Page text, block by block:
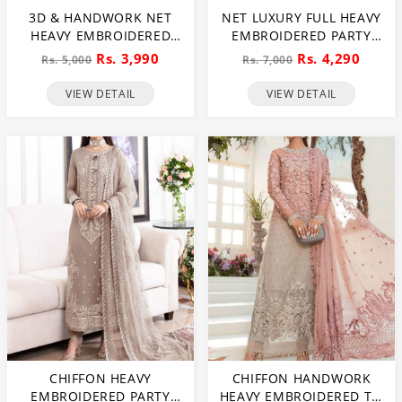
3D & HANDWORK NET
HEAVY EMBROIDERED
MAXI DRESS UNSTITCHED
3 PEC SUITE (CHI-635)
Rs. 5,000 Rs. 3,990
VIEW DETAIL
NET LUXURY FULL HEAVY
EMBROIDERED PARTY
WEAR WEDDING DRESS
(CHI-466)
Rs. 7,000 Rs. 4,290
VIEW DETAIL
CHIFFON HEAVY
EMBROIDERED PARTY
CHIFFON HANDWORK
HEAVY EMBROIDERED TIE